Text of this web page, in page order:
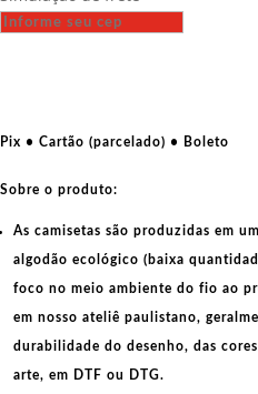
-
Operário
quantidade
Pix • Cartão (parcelado) • Boleto
Sobre o produto:
As camisetas são produzidas em
algodão ecológico (baixa
foco no meio ambiente do fio ao
em nosso ateliê paulistano,
durabilidade do desenho, das
arte, em DTF ou DTG.